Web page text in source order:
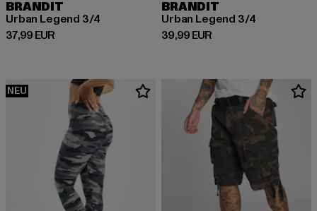
BRANDIT
Urban Legend 3/4
37,99 EUR
Derzeitiger Preis: 37,99 EUR
BRANDIT
Urban Legend 3/4
39,99 EUR
Derzeitiger Preis: 39,99 EUR
NEU